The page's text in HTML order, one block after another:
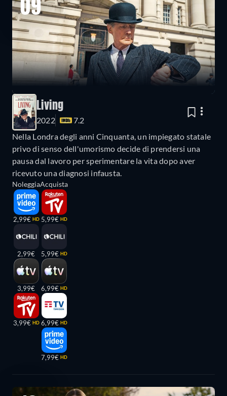
09
Living
2022
7.2
Nella Londra degli anni Cinquanta, un impiegato statale
privo di senso dell'umorismo decide di prendersi una
pausa dal lavoro per sperimentare la vita dopo aver
ricevuto una diagnosi infausta.
Noleggia
2,99€ HD
2,99€
3,99€
3,99€ HD
Acquista
5,99€ HD
5,99€ HD
6,99€ HD
6,99€ HD
7,99€ HD